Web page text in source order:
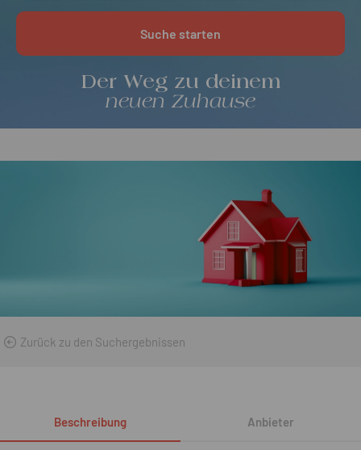
Der Weg zu deinem
neuen Zuhause
Suche starten
Zurück zu den Suchergebnissen
Beschreibung Anbieter